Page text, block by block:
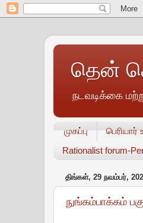
தென்
நடவடிக்கை
முகப்பு பெரியார்
Rationalist forum-
திங்கள், 29 நவம்பர்,
நுங்கம்பாக்கம்